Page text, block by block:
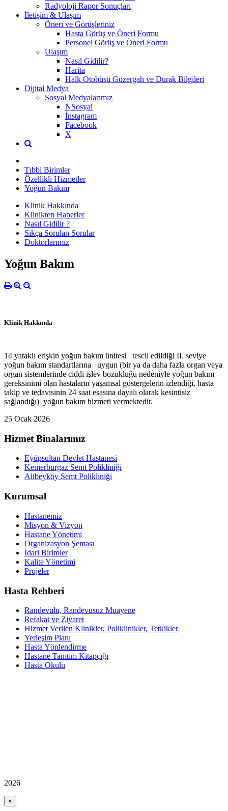
Radyoloji Rapor Sonuçları
İletişim & Ulaşım
Öneri ve Görüşleriniz
Hasta Görüş ve Öneri Formu
Personel Görüş ve Öneri Formu
Ulaşım
Nasıl Gidilir?
Harita
Halk Otobüsü Güzergah ve Durak Bilgileri
Dijital Medya
Sosyal Medyalarımız
NSosyal
İnstagram
Facebook
X
Tıbbi Birimler
Özellikli Hizmetler
Yoğun Bakım
Klinik Hakkında
Klinikten Haberler
Nasıl Gidilir ?
Sıkça Sorulan Sorular
Doktorlarımız
Yoğun Bakım
Klinik Hakkında
14 yataklı erişkin yoğun bakım ünitesi tescil edildiği II. seviye
yoğun bakım standartlarına uygun (bir ya da daha fazla organ veya
organ sistemlerinde ciddi işlev bozukluğu nedeniyle yoğun bakım
gereksinimi olan hastaların yaşamsal göstergelerin izlendiği, hasta
takip ve tedavisinin 24 saat esasına dayalı olarak kesintisiz
sağlandığı) yoğun bakım hizmeti vermektedir.
25 Ocak 2026
Hizmet Binalarımız
Eyüpsultan Devlet Hastanesi
Kemerburgaz Semt Polikliniği
Alibeyköy Semt Polikliniği
Kurumsal
Hastanemiz
Misyon & Vizyon
Hastane Yönetimi
Organizasyon Şeması
İdari Birimler
Kalite Yönetimi
Projeler
Hasta Rehberi
Randevulu, Randevusuz Muayene
Refakat ve Ziyaret
Hizmet Verilen Klinikler, Poliklinikler, Tetkikler
Yerleşim Planı
Hasta Yönlendirme
Hastane Tanıtım Kitapçığı
Hasta Okulu
2026
×